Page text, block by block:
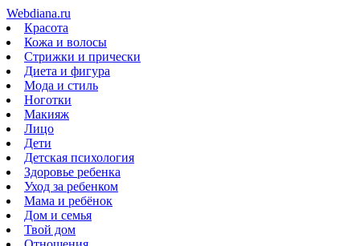
Webdiana.ru
Красота
Кожа и волосы
Стрижки и прически
Диета и фигура
Мода и стиль
Ноготки
Макияж
Лицо
Дети
Детская психология
Здоровье ребенка
Уход за ребенком
Мама и ребёнок
Дом и семья
Твой дом